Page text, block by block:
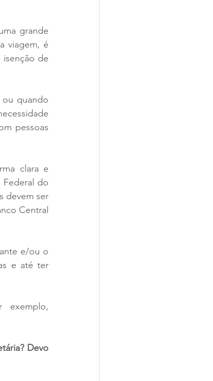
grande
viagem, é
isenção de
quando
pessoas
clara e
Federal do
devem ser
Central
e/ou o
e até ter
exemplo,
Devo